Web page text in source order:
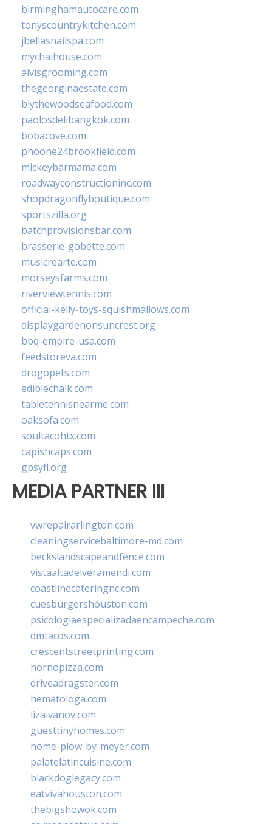
birminghamautocare.com
tonyscountrykitchen.com
jbellasnailspa.com
mychaihouse.com
alvisgrooming.com
thegeorginaestate.com
blythewoodseafood.com
paolosdelibangkok.com
bobacove.com
phoone24brookfield.com
mickeybarmama.com
roadwayconstructioninc.com
shopdragonflyboutique.com
sportszilla.org
batchprovisionsbar.com
brasserie-gobette.com
musicrearte.com
morseysfarms.com
riverviewtennis.com
official-kelly-toys-squishmallows.com
displaygardenonsuncrest.org
bbq-empire-usa.com
feedstoreva.com
drogopets.com
ediblechalk.com
tabletennisnearme.com
oaksofa.com
soultacohtx.com
capishcaps.com
gpsyfl.org
MEDIA PARTNER III
vwrepairarlington.com
cleaningservicebaltimore-md.com
beckslandscapeandfence.com
vistaaltadelveramendi.com
coastlinecateringnc.com
cuesburgershouston.com
psicologiaespecializadaencampeche.com
dmtacos.com
crescentstreetprinting.com
hornopizza.com
driveadragster.com
hematologa.com
lizaivanov.com
guesttinyhomes.com
home-plow-by-meyer.com
palatelatincuisine.com
blackdoglegacy.com
eatvivahouston.com
thebigshowok.com